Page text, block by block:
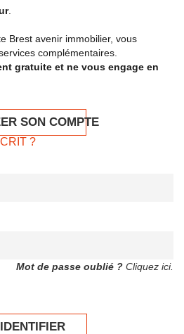
.
Brest avenir immobilier, vous
complémentaires.
gratuite et ne vous engage en
SON COMPTE
?
Mot de passe oublié ? Cliquez ici.